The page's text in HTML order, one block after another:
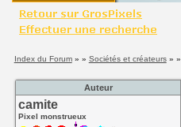
Index du Forum» » Sociétés et créateurs» »
Auteur
camite
Pixel monstrueux